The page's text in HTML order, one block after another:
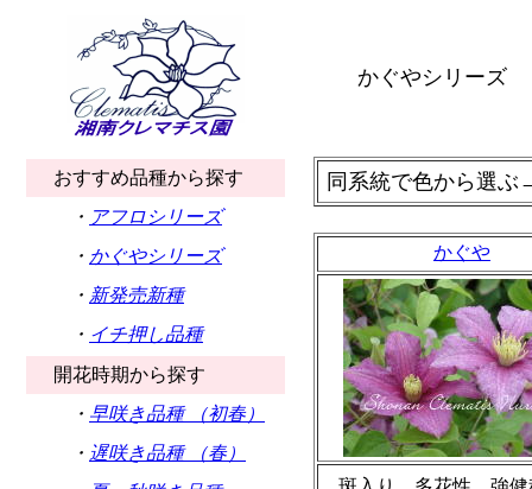
かぐやシリーズ
おすすめ品種から探す
・ アフロシリーズ
・ かぐやシリーズ
・ 新発売新種
・ イチ押し品種
開花時期から探す
・ 早咲き品種 （初春）
・ 遅咲き品種 （春）
同系統で色から選ぶ
かぐや